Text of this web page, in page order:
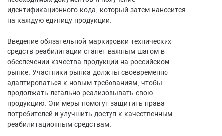
идентификационного кода, который затем наносится
на каждую единицу продукции.
Введение обязательной маркировки технических
средств реабилитации станет важным шагом в
обеспечении качества продукции на российском
рынке. Участники рынка должны своевременно
адаптироваться к новым требованиям, чтобы
продолжать легально реализовывать свою
продукцию. Эти меры помогут защитить права
потребителей и улучшить доступ к качественным
реабилитационным средствам.